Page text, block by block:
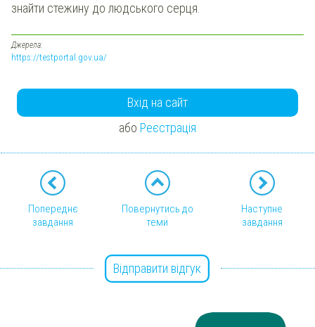
знайти стежину до людського серця.
Джерела:
https://testportal.gov.ua/
Вхід на сайт
або Реєстрація
Попереднє
завдання
Повернутись до
теми
Наступне
завдання
Відправити відгук